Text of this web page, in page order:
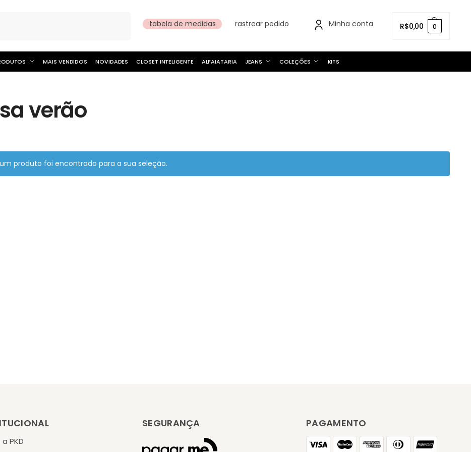
tabela de medidas rastrear pedido Minha conta R$0,00 0
MAIS VENDIDOS NOVIDADES CLOSET INTELIGENTE ALFAIATARIA JEANS COLEÇÕES KITS
verão
produto foi encontrado para a sua seleção.
PKD
SEGURANÇA PAGAMENTO